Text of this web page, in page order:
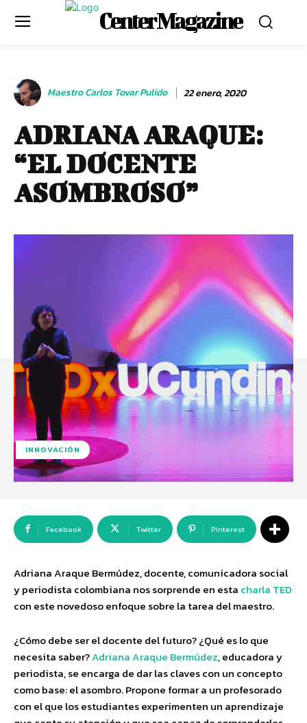
Center Magazine
Maestro Carlos Tovar Pulido 22 enero, 2020
ADRIANA ARAQUE:
“EL DOCENTE
ASOMBROSO”
INNOVACIÓN
Facebook Twitter Pinterest
Adriana Araque Bermúdez, docente, comunicadora social
y periodista colombiana nos sorprende en esta charla TED
con este novedoso enfoque sobre la tarea del maestro.
¿Cómo debe ser el docente del futuro? ¿Qué es lo que
necesita saber?Adriana Araque Bermúdez, educadora y
periodista, se encarga de dar las claves con un concepto
como base: el asombro. Propone formar a un profesorado
con el que los estudiantes experimenten un aprendizaje